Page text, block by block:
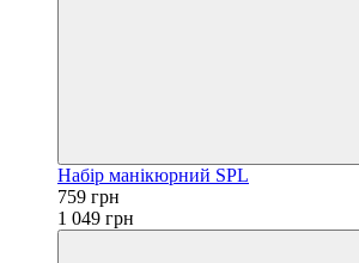
Набір манікюрний SPL
759 грн
1 049 грн